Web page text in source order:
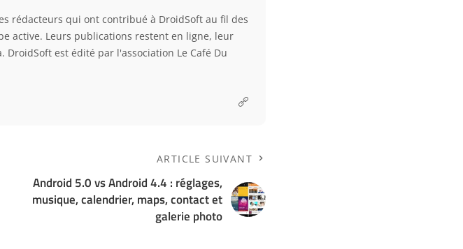
rédacteurs qui ont contribué à DroidSoft au fil des
active. Leurs publications restent en ligne, leur
est édité par l'association Le Café Du
ARTICLE SUIVANT
Android 5.0 vs Android 4.4 : réglages,
musique, calendrier, maps, contact et
galerie photo